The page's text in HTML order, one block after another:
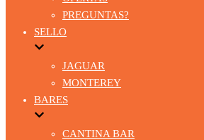
PREGUNTAS?
SELLO
JAGUAR
MONTEREY
BARES
CANTINA BAR